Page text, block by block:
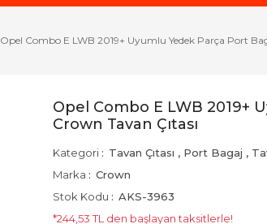
Opel Combo E LWB 2019+ Uyumlu Yedek Parça Port
Opel Combo E LWB 2019+
Crown Tavan Çıtası
Kategori Tavan Çıtası , Port Bagaj ,
Marka
Crown
Stok Kodu
AKS-3963
*244,53 TL den başlayan taksitlerle!